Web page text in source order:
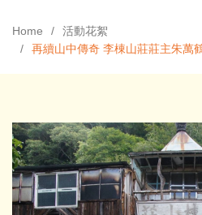
Home
活動花絮
再續山中傳奇 李棟山莊莊主朱萬